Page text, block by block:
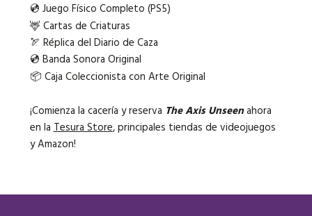
💿 Juego Físico Completo (PS5)
🦌 Cartas de Criaturas
🏹 Réplica del Diario de Caza
💿 Banda Sonora Original
📦 Caja Coleccionista con Arte Original
¡Comienza la cacería y reserva The Axis Unseenahora
en laTesura Store, principales tiendas de videojuegos
y Amazon!